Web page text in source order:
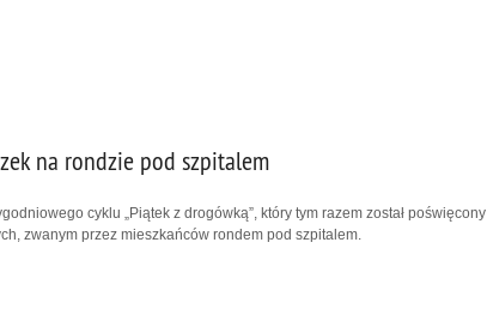
na rondzie pod szpitalem
cyklu „Piątek z drogówką”, który tym razem został poświęcony
zwanym przez mieszkańców rondem pod szpitalem.